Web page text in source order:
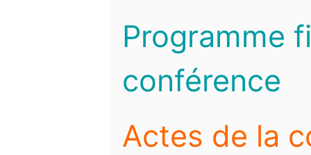
Programme
conférence
Actes de la